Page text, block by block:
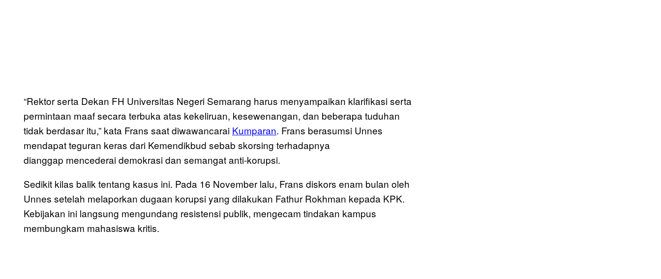
“Rektor serta Dekan FH Universitas Negeri Semarang harus menyampaikan klarifikasi serta
permintaan maaf secara terbuka atas kekeliruan, kesewenangan, dan beberapa tuduhan
tidak berdasar itu,” kata Frans saat diwawancarai Kumparan. Frans berasumsi Unnes
mendapat teguran keras dari Kemendikbud sebab skorsing terhadapnya
dianggap mencederai demokrasi dan semangat anti-korupsi.
Sedikit kilas balik tentang kasus ini. Pada 16 November lalu, Frans diskors enam bulan oleh
Unnes setelah melaporkan dugaan korupsi yang dilakukan Fathur Rokhman kepada KPK.
Kebijakan ini langsung mengundang resistensi publik, mengecam tindakan kampus
membungkam mahasiswa kritis.